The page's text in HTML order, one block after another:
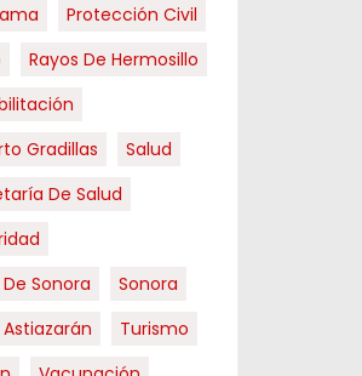
Protección Civil
Rayos De Hermosillo
Gradillas
Salud
De Salud
Sonora
Sonora
Turismo